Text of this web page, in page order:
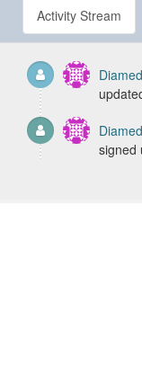
Activity Stream
signed